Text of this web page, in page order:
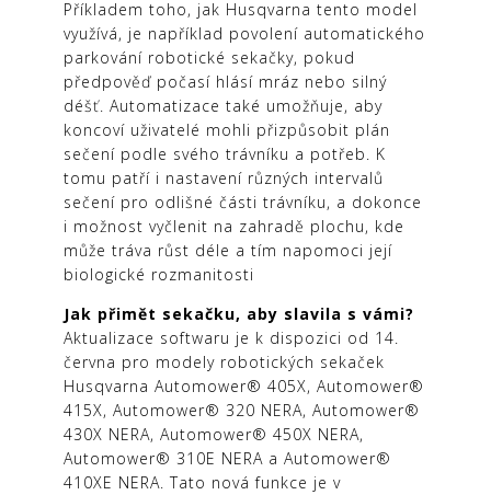
Příkladem toho, jak Husqvarna tento model
využívá, je například povolení automatického
parkování robotické sekačky, pokud
předpověď počasí hlásí mráz nebo silný
déšť. Automatizace také umožňuje, aby
koncoví uživatelé mohli přizpůsobit plán
sečení podle svého trávníku a potřeb. K
tomu patří i nastavení různých intervalů
sečení pro odlišné části trávníku, a dokonce
i možnost vyčlenit na zahradě plochu, kde
může tráva růst déle a tím napomoci její
biologické rozmanitosti
Jak přimět sekačku, aby slavila s vámi?
Aktualizace softwaru je k dispozici od 14.
června pro modely robotických sekaček
Husqvarna Automower® 405X, Automower®
415X, Automower® 320 NERA, Automower®
430X NERA, Automower® 450X NERA,
Automower® 310E NERA a Automower®
410XE NERA. Tato nová funkce je v